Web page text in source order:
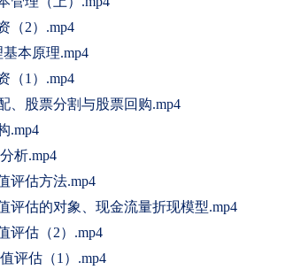
（2）.mp4
本原理.mp4
（1）.mp4
、股票分割与股票回购.mp4
.mp4
析.mp4
评估方法.mp4
评估的对象、现金流量折现模型.mp4
评估（2）.mp4
评估（1）.mp4